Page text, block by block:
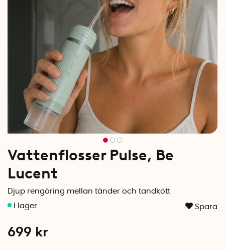
Vattenflosser Pulse, Be
Lucent
Djup rengöring mellan tänder och tandkött
Spara
699 kr